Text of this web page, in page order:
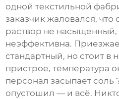
одной текстильной
заказчик жаловался, что
раствор не
неэффективна.
стандартный, но стоит в
пристрое, температура
персонал засыпает соль
опустошил — и всё.